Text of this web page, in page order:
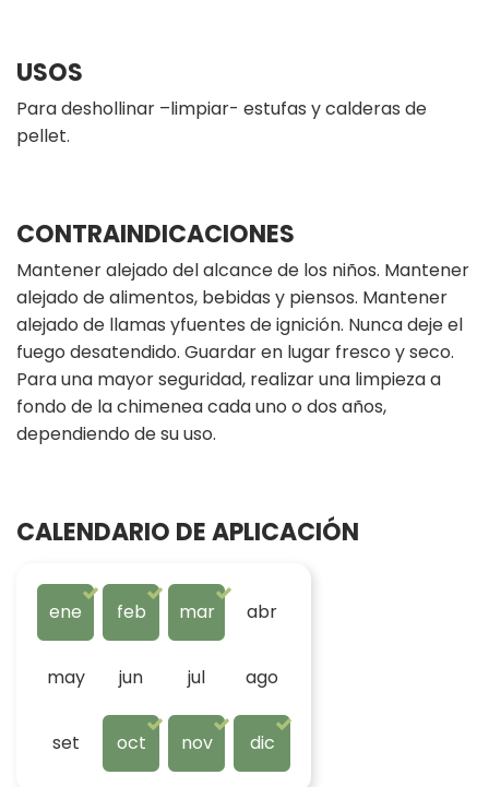
USOS
Para deshollinar –limpiar- estufas y calderas de
pellet.
CONTRAINDICACIONES
Mantener alejado del alcance de los niños. Mantener
alejado de alimentos, bebidas y piensos. Mantener
alejado de llamas yfuentes de ignición. Nunca deje el
fuego desatendido. Guardar en lugar fresco y seco.
Para una mayor seguridad, realizar una limpieza a
fondo de la chimenea cada uno o dos años,
dependiendo de su uso.
CALENDARIO DE APLICACIÓN
ene feb mar abr
may jun jul ago
set oct nov dic